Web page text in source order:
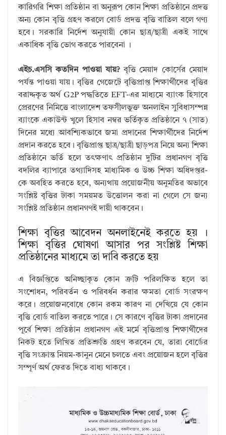
কারিগরি শিক্ষা প্রতিষ্ঠান বা অনুরূপ কোন শিক্ষা প্রতিষ্ঠানে প্রদত্ত
অন্য কোন বৃত্তি গ্রহণ করলে বোর্ড প্রদত্ত বৃত্তি বাতিল বলে গণ্য
হবে। সরকারি নির্দেশ অনুযায়ী কোন ছাত্র/ছাত্রী একই সাথে
একাধিক বৃত্তি ভোগ করতে পারবেনা ।
এইচ.এসসি কতদিন পাওয়া যায়?বৃত্তি মেয়াদ কোর্সের মেয়াদ
পর্যন্ত পাওয়া যায়। বৃত্তির গেজেটে বৃত্তিপ্রাপ্ত শিক্ষার্থীদের বৃত্তির
বরাদ্দকৃত অর্থ G2P পদ্ধতিতে EFT-এর মাধ্যমে ব্যাংক হিসাবে
প্রেরণের নিমিত্তে বাংলাদেশ তফসীলভুক্ত অনলাইন সুবিধাসম্পন্ন
ব্যাংকে একাউন্ট খুলে হিসাব নম্বর ভর্তিকৃত প্রতিষ্ঠানে ৭ (সাত)
দিনের মধ্যে আবশ্যিকভাবে জমা প্রদানের শিক্ষার্থীদের নির্দেশ
প্রদান করতে হবে। বৃত্তিপ্রাপ্ত ছাত্র/ছাত্রী ছাড়পত্র নিয়ে অন্য শিক্ষা
প্রতিষ্ঠানে ভর্তি হলে তৎক্ষণাৎ প্রতিষ্ঠান দুটির প্রধানগণ বৃত্তি
বদলির ব্যাপারে তথ্যাদিসহ মাধ্যমিক ও উচ্চ শিক্ষা অধিদপ্তর-
কে অবহিত করতে হবে, অন্যথায় প্রয়োজনীয় অনুমতির অভাবে
সংশ্লিষ্ট বৃত্তির টাকা সময়মত উত্তোলন করা না গেলে সে জন্য
সংশ্লিষ্ট প্রতিষ্ঠান প্রধানগণই দায়ী থাকবেন।
শিক্ষা বৃত্তির আবেদন অনলাইনেই করতে হয় ।
শিক্ষা বৃত্তির ঘোষণা আসার পর সংশ্লিষ্ট শিক্ষা
প্রতিষ্ঠানের মাধ্যমে তা দাবি করতে হয়
এ বিজ্ঞপ্তিতে অনিচ্ছাকৃত কোন ত্রুটি পরিলক্ষিত হলে তা
সংশোধন, পরিবর্তন ও পরিবর্ধন করার ক্ষমতা বোর্ড সংরক্ষণ
করে। প্রয়োজনবোধে কোন রকম কারণ না দেখিয়ে যে কোন
বৃত্তি বোর্ড বাতিল করতে পারে। সে কারণে বৃত্তির টাকা প্রদানের
পূর্বে শিক্ষা প্রতিষ্ঠান প্রধানগণ এই মর্মে বৃত্তিপ্রাপ্ত শিক্ষার্থীদের
নিকট হতে লিখিত প্রতিশ্রুতি গ্রহণ করবেন যে, তারা বোর্ডের
বৃত্তি সংক্রান্ত নিয়ম-কানুন মেনে চলতে এবং প্রয়োজন হলে বৃত্তির
সম্পূর্ণ অর্থ ফেরত দিতে বাধ্য থাকবে।